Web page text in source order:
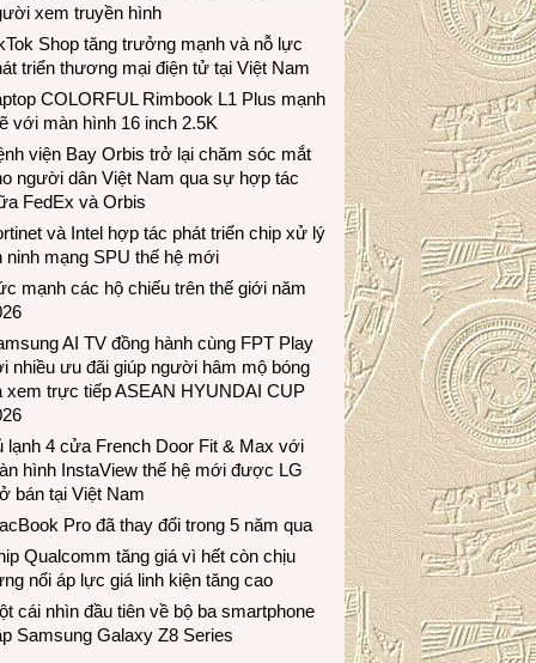
xem truyền hình
Shop tăng trưởng mạnh và nỗ lực
triển thương mại điện tử tại Việt Nam
COLORFUL Rimbook L1 Plus mạnh
với màn hình 16 inch 2.5K
viện Bay Orbis trở lại chăm sóc mắt
người dân Việt Nam qua sự hợp tác
FedEx và Orbis
và Intel hợp tác phát triển chip xử lý
ninh mạng SPU thế hệ mới
mạnh các hộ chiếu trên thế giới năm
AI TV đồng hành cùng FPT Play
nhiều ưu đãi giúp người hâm mộ bóng
xem trực tiếp ASEAN HYUNDAI CUP
lạnh 4 cửa French Door Fit & Max với
hình InstaView thế hệ mới được LG
bán tại Việt Nam
Pro đã thay đổi trong 5 năm qua
Qualcomm tăng giá vì hết còn chịu
nổi áp lực giá linh kiện tăng cao
cái nhìn đầu tiên về bộ ba smartphone
Samsung Galaxy Z8 Series